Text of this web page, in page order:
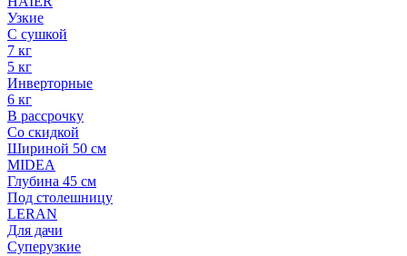
Узкие
С сушкой
7 кг
5 кг
Инверторные
6 кг
В рассрочку
Со скидкой
Шириной 50 см
MIDEA
Глубина 45 см
Под столешницу
LERAN
Для дачи
Суперузкие